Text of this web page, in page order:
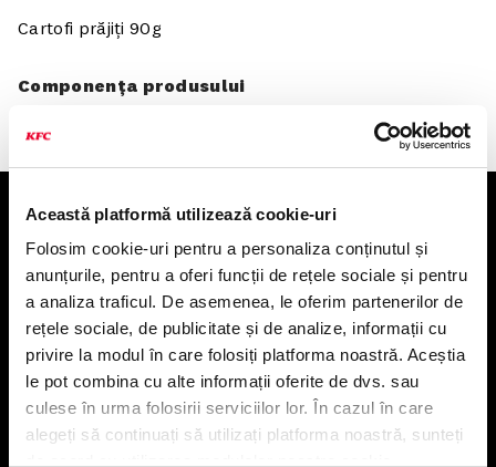
Această platformă utilizează cookie-uri
Folosim cookie-uri pentru a personaliza conținutul și
anunțurile, pentru a oferi funcții de rețele sociale și pentru
a analiza traficul. De asemenea, le oferim partenerilor de
rețele sociale, de publicitate și de analize, informații cu
privire la modul în care folosiți platforma noastră. Aceștia
le pot combina cu alte informații oferite de dvs. sau
culese în urma folosirii serviciilor lor. În cazul în care
alegeți să continuați să utilizați platforma noastră, sunteți
Cartofi prăjiți 90g
Componența produsului
KFC
Meniu livrare
Meniu ridicare
Nutriționale și Alergeni
Abonare Newsletter
Contact
Utile